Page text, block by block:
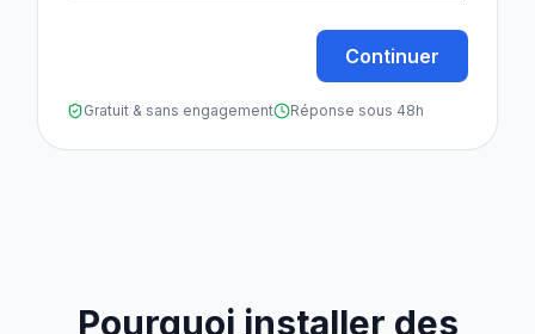
Continuer
Gratuit & sans engagement Réponse sous 48h
Pourquoi installer des